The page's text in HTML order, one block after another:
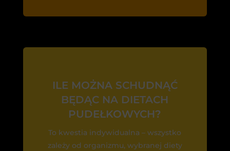
ILE MOŻNA SCHUDNĄĆ
BĘDĄC NA DIETACH
PUDEŁKOWYCH?
To kwestia indywidualna – wszystko
zależy od organizmu, wybranej diety